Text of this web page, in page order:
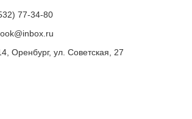
77-34-80
Оренбург, ул. Советская, 27